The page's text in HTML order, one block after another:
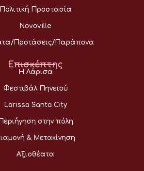
Πολιτική Προστασία
Novoville
Προτάσεις/Παράπονα
Επισκέπτης
Η Λάρισα
Φεστιβάλ Πηνειού
Larissa Santa City
Περιήγηση στην πόλη
& Μετακίνηση
Αξιοθέατα